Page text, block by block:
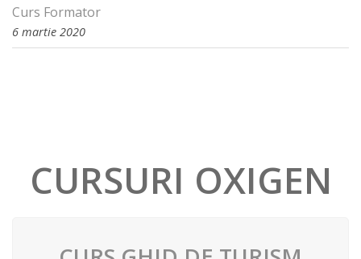
Curs Formator
6 martie 2020
CURSURI OXIGEN